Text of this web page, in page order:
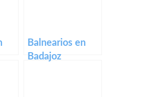
Balnearios en
Badajoz